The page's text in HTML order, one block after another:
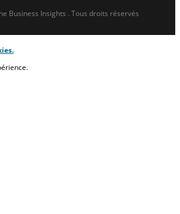
Business Insights . Tous droits réservés